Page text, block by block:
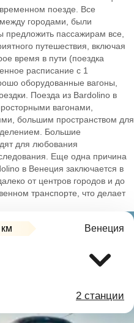
поезде. Все
городами, были
предложить пассажирам все,
путешествия, включая
время в пути (поездка
расписание с 1
оборудованные вагоны,
Поезда из Bardolino в
вагонами,
большим пространством для
Большие
для любования
Еще одна причина
в Венеция заключается в
от центров городов и до
транспорте, что делает
Венеция
2 станции